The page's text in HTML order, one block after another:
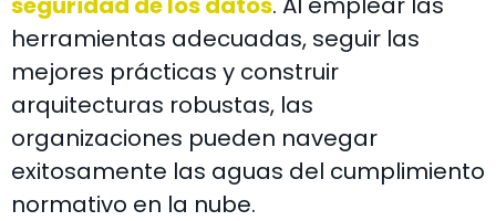
herramientas adecuadas, seguir las
mejores prácticas y construir
arquitecturas robustas, las
organizaciones pueden navegar
exitosamente las aguas del cumplimiento
normativo en la nube.